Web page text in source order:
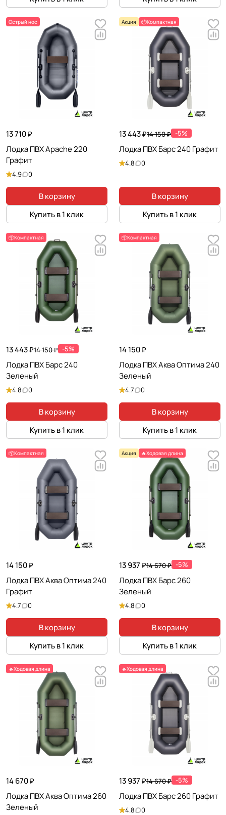
Острый нос
13 710 ₽
Лодка ПВХ Apache 220
Графит
4.9 0
В корзину
Купить в 1 клик
Акция 📦Компактная
13 443 ₽14 150 ₽ -5%
Лодка ПВХ Барс 240 Графит
4.8 0
В корзину
Купить в 1 клик
📦Компактная
13 443 ₽14 150 ₽ -5%
Лодка ПВХ Барс 240
Зеленый
4.8 0
В корзину
Купить в 1 клик
📦Компактная
14 150 ₽
Лодка ПВХ Аква Оптима 240
Зеленый
4.7 0
В корзину
Купить в 1 клик
📦Компактная
14 150 ₽
Лодка ПВХ Аква Оптима 240
Графит
4.7 0
В корзину
Купить в 1 клик
Акция 🔥Ходовая длина
13 937 ₽14 670 ₽ -5%
Лодка ПВХ Барс 260
Зеленый
4.8 0
В корзину
Купить в 1 клик
🔥Ходовая длина
14 670 ₽
Лодка ПВХ Аква Оптима 260
Зеленый
🔥Ходовая длина
13 937 ₽14 670 ₽ -5%
Лодка ПВХ Барс 260 Графит
4.8 0